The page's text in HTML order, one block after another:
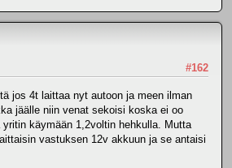
#162
jos 4t laittaa nyt autoon ja meen ilman
jäälle niin venat sekoisi koska ei oo
käymään 1,2voltin hehkulla. Mutta
vastuksen 12v akkuun ja se antaisi